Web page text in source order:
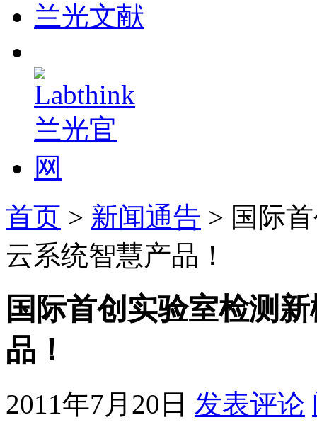
兰光文献
首页 > 新闻通告 > 国际
云系统智慧产品！
国际首创实验室检测
品！
2011年7月20日 发表评论